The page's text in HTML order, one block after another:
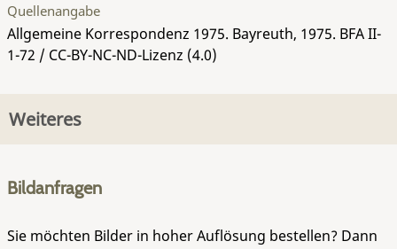
Quellenangabe
Allgemeine Korrespondenz 1975. Bayreuth, 1975. BFA II-
1-72 / CC-BY-NC-ND-Lizenz (4.0)
Weiteres
Bildanfragen
Sie möchten Bilder in hoher Auflösung bestellen? Dann